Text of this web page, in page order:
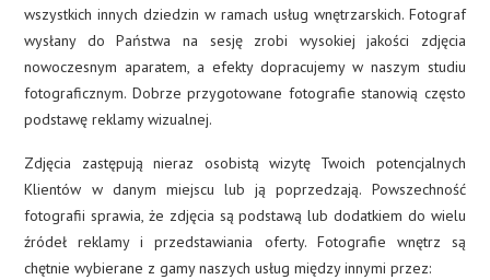
wszystkich innych dziedzin w ramach usług wnętrzarskich. Fotograf
wysłany do Państwa na sesję zrobi wysokiej jakości zdjęcia
nowoczesnym aparatem, a efekty dopracujemy w naszym studiu
fotograficznym. Dobrze przygotowane fotografie stanowią często
podstawę reklamy wizualnej.
Zdjęcia zastępują nieraz osobistą wizytę Twoich potencjalnych
Klientów w danym miejscu lub ją poprzedzają. Powszechność
fotografii sprawia, że zdjęcia są podstawą lub dodatkiem do wielu
źródeł reklamy i przedstawiania oferty. Fotografie wnętrz są
chętnie wybierane z gamy naszych usług między innymi przez: